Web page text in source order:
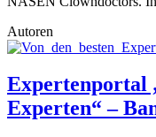
Autoren
Expertenportal
Experten“ –